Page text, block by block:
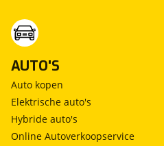
AUTO'S
Auto kopen
Elektrische auto's
Hybride auto's
Online Autoverkoopservice